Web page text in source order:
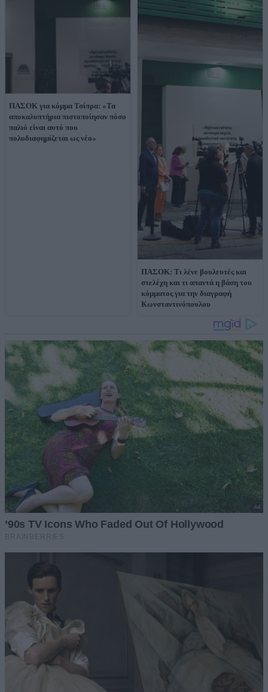
ΠΑΣΟΚ για κόμμα Τσίπρα: «Τα
αποκαλυπτήρια πιστοποίησαν πόσο
παλιό είναι αυτό που
πολυδιαφημίζεται ως νέο»
ΠΑΣΟΚ: Τι λένε βουλευτές και
στελέχη και τι απαντά η βάση του
κόμματος για την διαγραφή
Κωνσταντινόπουλου